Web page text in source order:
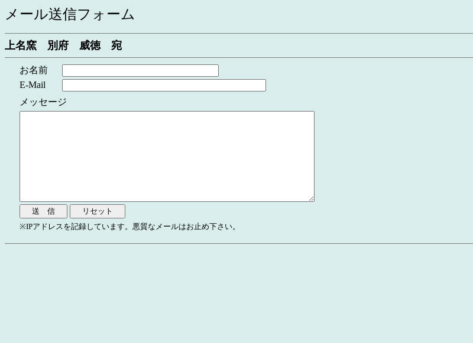
メール送信フォーム
上名窯 別府 威徳 宛
お名前
E-Mail
メッセージ
※IPアドレスを記録しています。悪質なメールはお止め下さい。